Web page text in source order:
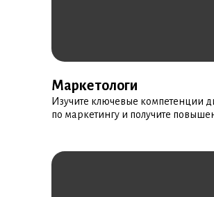
Маркетологи
Изучите ключевые компетенции
по маркетингу и получите